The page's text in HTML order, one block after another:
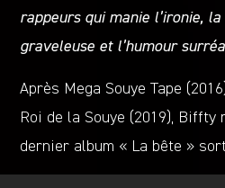
rappeurs qui manie l’ironie,
graveleuse et l’humour
Après Mega Souye Tape
Roi de la Souye (2019), Biffty
dernier album « La bête »